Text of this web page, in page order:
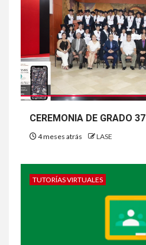
CEREMONIA DE GRADO
4 meses atrás LASE
TUTORÍAS VIRTUALES